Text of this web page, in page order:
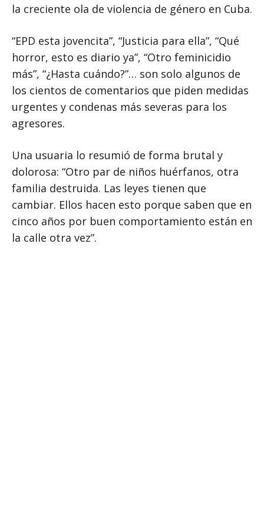
la creciente ola de violencia de género en Cuba.
“EPD esta jovencita”, “Justicia para ella”, “Qué
horror, esto es diario ya”, “Otro feminicidio
más”, “¿Hasta cuándo?”… son solo algunos de
los cientos de comentarios que piden medidas
urgentes y condenas más severas para los
agresores.
Una usuaria lo resumió de forma brutal y
dolorosa: “Otro par de niños huérfanos, otra
familia destruida. Las leyes tienen que
cambiar. Ellos hacen esto porque saben que en
cinco años por buen comportamiento están en
la calle otra vez”.